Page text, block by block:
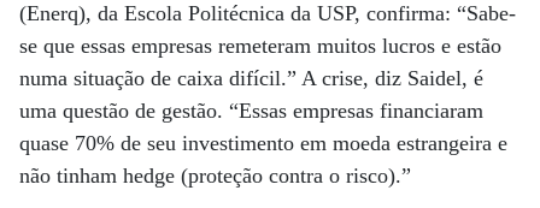
(Enerq), da Escola Politécnica da USP, confirma: “Sabe-
se que essas empresas remeteram muitos lucros e estão
numa situação de caixa difícil.” A crise, diz Saidel, é
uma questão de gestão. “Essas empresas financiaram
quase 70% de seu investimento em moeda estrangeira e
não tinham hedge (proteção contra o risco).”